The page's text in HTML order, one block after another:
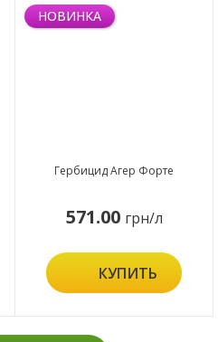
НОВИНКА
Гербицид Агер Форте
571.00 грн/л
КУПИТЬ